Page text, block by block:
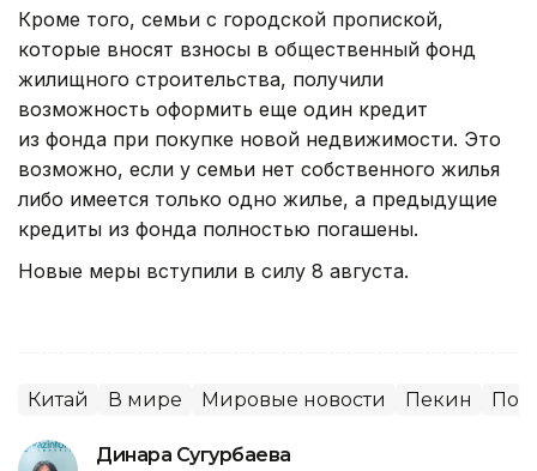
Кроме того, семьи с городской пропиской,
которые вносят взносы в общественный фонд
жилищного строительства, получили
возможность оформить еще один кредит
из фонда при покупке новой недвижимости. Это
возможно, если у семьи нет собственного жилья
либо имеется только одно жилье, а предыдущие
кредиты из фонда полностью погашены.
Новые меры вступили в силу 8 августа.
Китай В мире Мировые новости Пекин
Динара Сугурбаева